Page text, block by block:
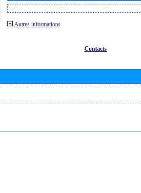
Autres informations
Contacts